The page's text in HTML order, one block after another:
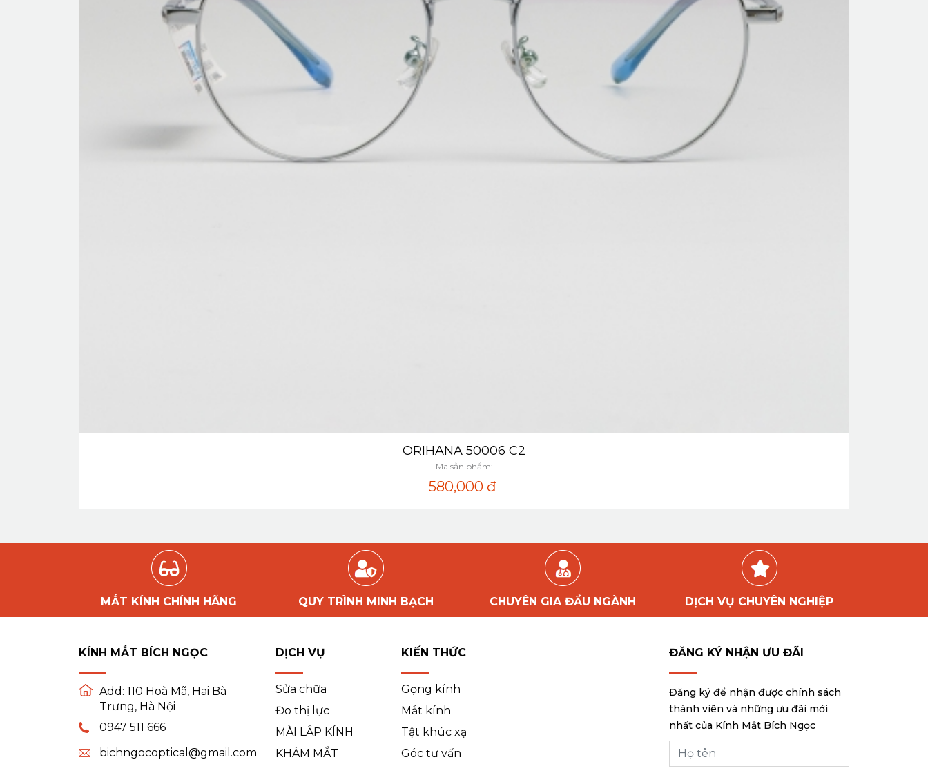
Xem nhanh
ORIHANA 50006 C2
Mã sản phẩm:
580,000đ
MẮT KÍNH CHÍNH HÃNG QUY TRÌNH MINH BẠCH CHUYÊN GIA ĐẦU NGÀNH DỊCH VỤ CHUYÊN NGHIỆP
KÍNH MẮT BÍCH NGỌC
Add: 110 Hoà Mã, Hai Bà
Trưng, Hà Nội
0947 511 666
bichngocoptical@gmail.com
DỊCH VỤ
Sửa chữa
Đo thị lực
MÀI LẮP KÍNH
KHÁM MẮT
KIẾN THỨC
Gọng kính
Mắt kính
Tật khúc xạ
Góc tư vấn
ĐĂNG KÝ NHẬN ƯU ĐÃI
Đăng ký để nhận được chính sách
thành viên và những ưu đãi mới
nhất của Kính Mắt Bích Ngọc